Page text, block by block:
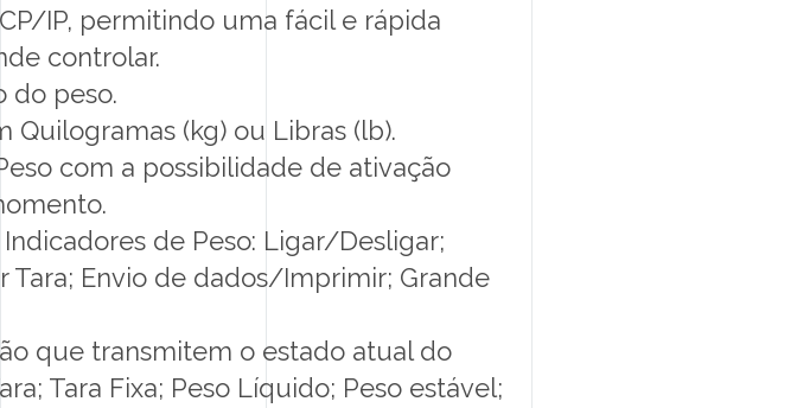
IP, permitindo uma fácil e rápida
controlar.
do peso.
Quilogramas (kg) ou Libras (lb).
com a possibilidade de ativação
de Peso: Ligar/Desligar;
Tara; Envio de dados/Imprimir; Grande
que transmitem o estado atual do
Tara Fixa; Peso Líquido; Peso estável;